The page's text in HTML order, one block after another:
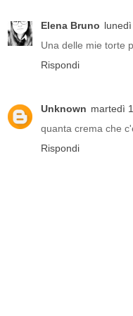
Elena Bruno
Una delle mie torte
Rispondi
Unknown martedì
quanta crema che
Rispondi